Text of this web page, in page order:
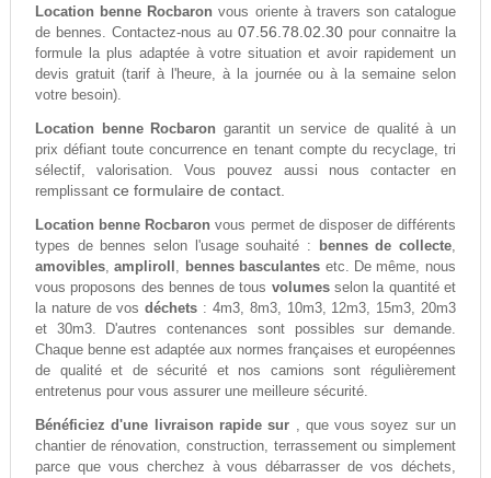
Location benne Rocbaron vous oriente à travers son catalogue
de bennes. Contactez-nous au 07.56.78.02.30 pour connaitre la
formule la plus adaptée à votre situation et avoir rapidement un
devis gratuit (tarif à l'heure, à la journée ou à la semaine selon
votre besoin).
Location benne Rocbaron garantit un service de qualité à un
prix défiant toute concurrence en tenant compte du recyclage, tri
sélectif, valorisation. Vous pouvez aussi nous contacter en
remplissant ce formulaire de contact.
Location benne Rocbaron vous permet de disposer de différents
types de bennes selon l'usage souhaité :
bennes de collecte,
amovibles,ampliroll , bennes basculantes etc. De même, nous
vous proposons des bennes de tous volumesselon la quantité et
la nature de vosdéchets : 4m3, 8m3, 10m3, 12m3, 15m3, 20m3
et 30m3. D'autres contenances sont possibles sur demande.
Chaque benne est adaptée aux normes françaises et européennes
de qualité et de sécurité et nos camions sont régulièrement
entretenus pour vous assurer une meilleure sécurité.
Bénéficiez d'une livraison rapide sur , que vous soyez sur un
chantier de rénovation, construction, terrassement ou simplement
parce que vous cherchez à vous débarrasser de vos déchets,